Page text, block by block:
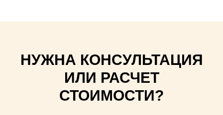
НУЖНА КОНСУЛЬТАЦИЯ
ИЛИ РАСЧЕТ
СТОИМОСТИ?